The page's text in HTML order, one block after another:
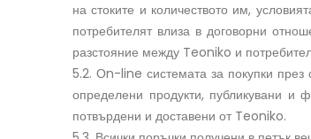
на стоките и количеството им,
потребителят влиза в договорни
разстояние между Teoniko и
5.2. Оn-line системата за покупки през
определени продукти, публикувани
потвърдени и доставени от Teoniko.